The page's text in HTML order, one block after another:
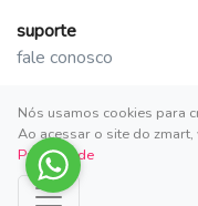
Nós usamos cookies para
Ao acessar o site do
Privacidade
suporte
fale conosco
Copyright zmart